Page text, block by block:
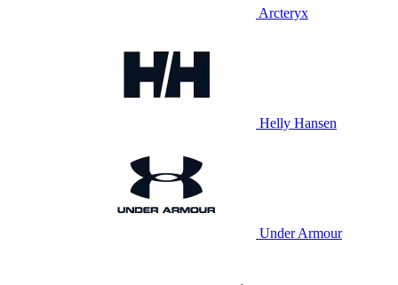
Arcteryx
Helly Hansen
Under Armour